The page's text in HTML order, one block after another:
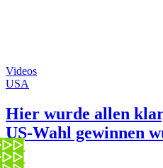
Videos
USA
Hier wurde allen
US-Wahl gewinnen